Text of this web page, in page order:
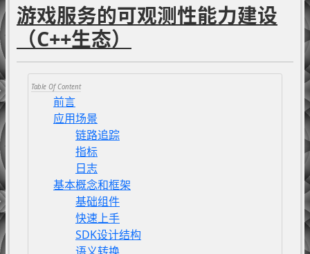
游戏服务的可观测性能力建设
（C++生态）
前言
应用场景
链路追踪
指标
日志
基本概念和框架
基础组件
快速上手
SDK设计结构